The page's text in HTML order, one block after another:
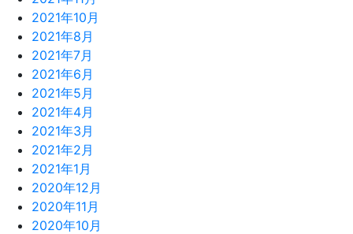
2021年10月
2021年8月
2021年7月
2021年6月
2021年5月
2021年4月
2021年3月
2021年2月
2021年1月
2020年12月
2020年11月
2020年10月